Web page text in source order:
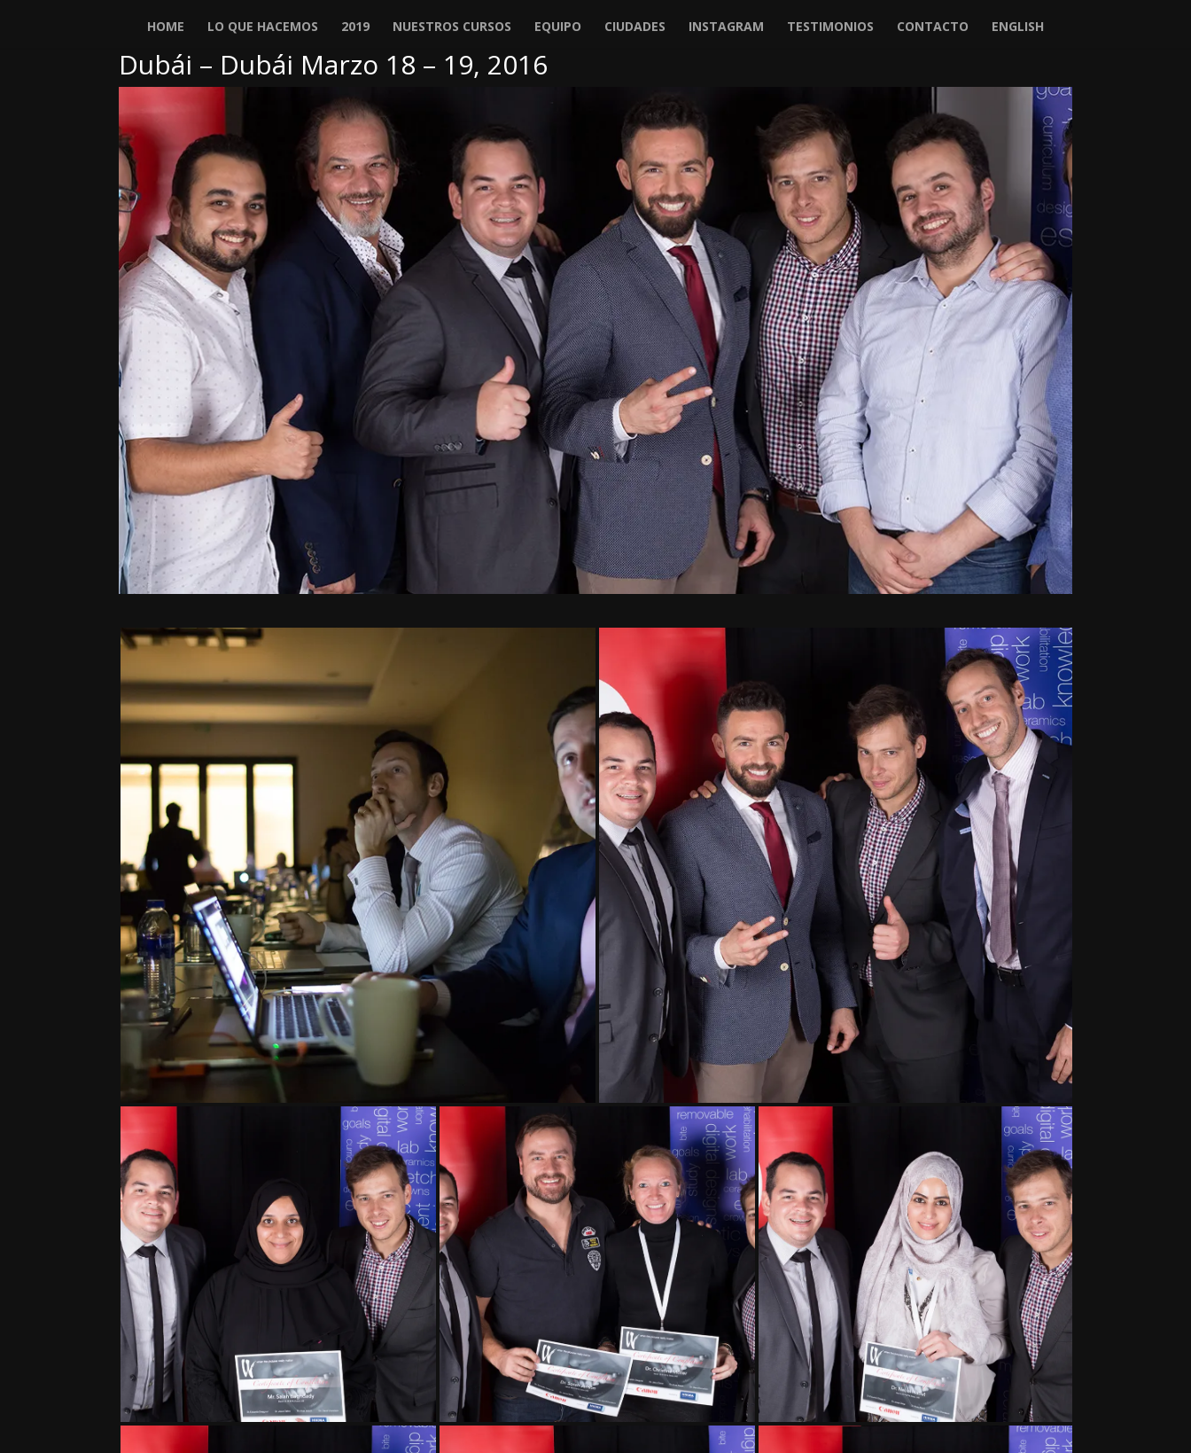
HOME LO QUE HACEMOS 2019 NUESTROS CURSOS EQUIPO CIUDADES INSTAGRAM TESTIMONIOS CONTACTO ENGLISH
Dubái – Dubái Marzo 18 – 19, 2016